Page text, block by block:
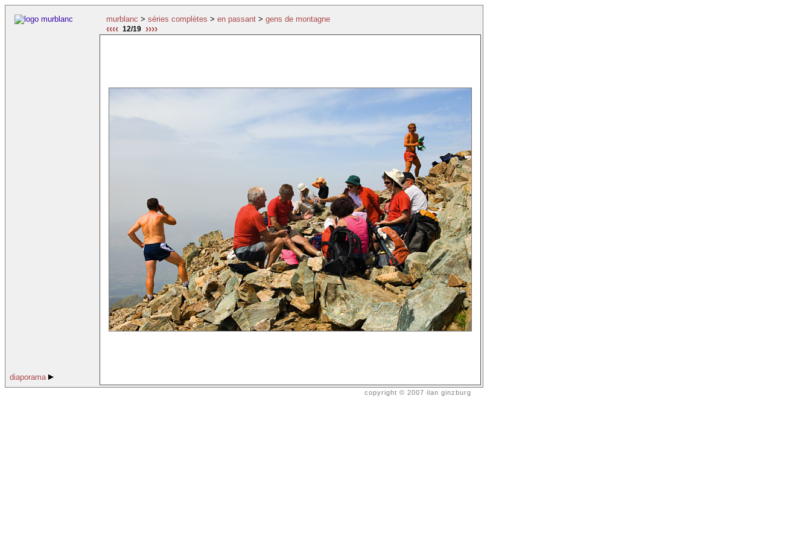
murblanc > séries complètes > en passant > gens de montagne
‹‹‹‹ 12/19 ››››
diaporama
copyright © 2007 ilan ginzburg